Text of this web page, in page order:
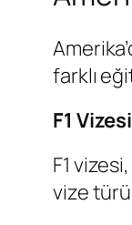
farklı
F1 Vizesi
F1
vize